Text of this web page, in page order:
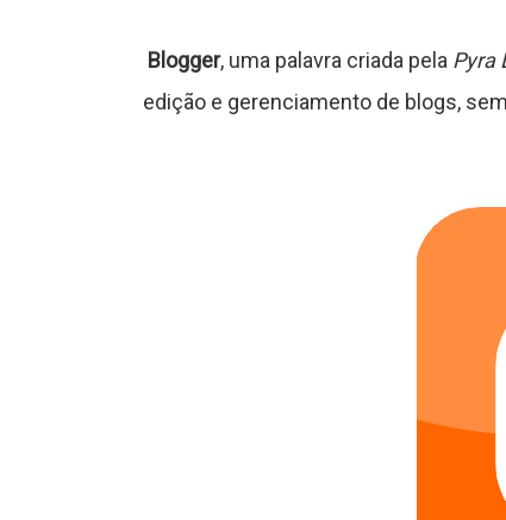
Blogger, uma palavra criada pela Pyra
edição e gerenciamento de blogs,